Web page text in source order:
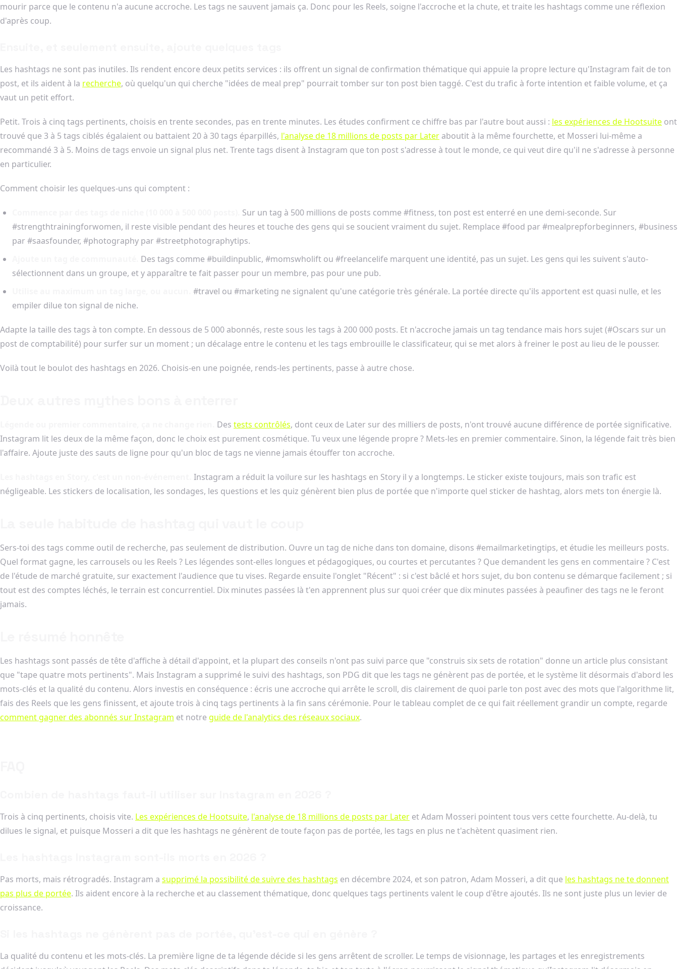
mourir parce que le contenu n'a aucune accroche. Les tags ne sauvent jamais ça. Donc pour les Reels, soigne l'accroche et la chute, et traite les hashtags comme une réflexion
d'après coup.
Les hashtags ne sont pas inutiles. Ils rendent encore deux petits services : ils offrent un signal de confirmation thématique qui appuie la propre lecture qu'Instagram fait de ton
post, et ils aident à la recherche, où quelqu'un qui cherche "idées de meal prep" pourrait tomber sur ton post bien taggé. C'est du trafic à forte intention et faible volume, et ça
vaut un petit effort.
Petit. Trois à cinq tags pertinents, choisis en trente secondes, pas en trente minutes. Les études confirment ce chiffre bas par l'autre bout aussi : les expériences de Hootsuite ont
trouvé que 3 à 5 tags ciblés égalaient ou battaient 20 à 30 tags éparpillés, l'analyse de 18 millions de posts par Later aboutit à la même fourchette, et Mosseri lui-même a
recommandé 3 à 5. Moins de tags envoie un signal plus net. Trente tags disent à Instagram que ton post s'adresse à tout le monde, ce qui veut dire qu'il ne s'adresse à personne
en particulier.
Comment choisir les quelques-uns qui comptent :
Sur un tag à 500 millions de posts comme #fitness, ton post est enterré en une demi-seconde. Sur
#strengthtrainingforwomen, il reste visible pendant des heures et touche des gens qui se soucient vraiment du sujet. Remplace #food par #mealprepforbeginners, #business
par #saasfounder, #photography par #streetphotographytips.
Des tags comme #buildinpublic, #momswholift ou #freelancelife marquent une identité, pas un sujet. Les gens qui les suivent s'auto-
sélectionnent dans un groupe, et y apparaître te fait passer pour un membre, pas pour une pub.
#travel ou #marketing ne signalent qu'une catégorie très générale. La portée directe qu'ils apportent est quasi nulle, et les
empiler dilue ton signal de niche.
Adapte la taille des tags à ton compte. En dessous de 5 000 abonnés, reste sous les tags à 200 000 posts. Et n'accroche jamais un tag tendance mais hors sujet (#Oscars sur un
post de comptabilité) pour surfer sur un moment ; un décalage entre le contenu et les tags embrouille le classificateur, qui se met alors à freiner le post au lieu de le pousser.
Voilà tout le boulot des hashtags en 2026. Choisis-en une poignée, rends-les pertinents, passe à autre chose.
Des tests contrôlés, dont ceux de Later sur des milliers de posts, n'ont trouvé aucune différence de portée significative.
Instagram lit les deux de la même façon, donc le choix est purement cosmétique. Tu veux une légende propre ? Mets-les en premier commentaire. Sinon, la légende fait très bien
l'affaire. Ajoute juste des sauts de ligne pour qu'un bloc de tags ne vienne jamais étouffer ton accroche.
Instagram a réduit la voilure sur les hashtags en Story il y a longtemps. Le sticker existe toujours, mais son trafic est
négligeable. Les stickers de localisation, les sondages, les questions et les quiz génèrent bien plus de portée que n'importe quel sticker de hashtag, alors mets ton énergie là.
Sers-toi des tags comme outil de recherche, pas seulement de distribution. Ouvre un tag de niche dans ton domaine, disons #emailmarketingtips, et étudie les meilleurs posts.
Quel format gagne, les carrousels ou les Reels ? Les légendes sont-elles longues et pédagogiques, ou courtes et percutantes ? Que demandent les gens en commentaire ? C'est
de l'étude de marché gratuite, sur exactement l'audience que tu vises. Regarde ensuite l'onglet "Récent" : si c'est bâclé et hors sujet, du bon contenu se démarque facilement ; si
tout est des comptes léchés, le terrain est concurrentiel. Dix minutes passées là t'en apprennent plus sur quoi créer que dix minutes passées à peaufiner des tags ne le feront
jamais.
Les hashtags sont passés de tête d'affiche à détail d'appoint, et la plupart des conseils n'ont pas suivi parce que "construis six sets de rotation" donne un article plus consistant
que "tape quatre mots pertinents". Mais Instagram a supprimé le suivi des hashtags, son PDG dit que les tags ne génèrent pas de portée, et le système lit désormais d'abord les
mots-clés et la qualité du contenu. Alors investis en conséquence : écris une accroche qui arrête le scroll, dis clairement de quoi parle ton post avec des mots que l'algorithme lit,
fais des Reels que les gens finissent, et ajoute trois à cinq tags pertinents à la fin sans cérémonie. Pour le tableau complet de ce qui fait réellement grandir un compte, regarde
comment gagner des abonnés sur Instagram et notre guide de l'analytics des réseaux sociaux.
Trois à cinq pertinents, choisis vite. Les expériences de Hootsuite, l'analyse de 18 millions de posts par Later et Adam Mosseri pointent tous vers cette fourchette. Au-delà, tu
dilues le signal, et puisque Mosseri a dit que les hashtags ne génèrent de toute façon pas de portée, les tags en plus ne t'achètent quasiment rien.
Pas morts, mais rétrogradés. Instagram a supprimé la possibilité de suivre des hashtags en décembre 2024, et son patron, Adam Mosseri, a dit que les hashtags ne te donnent
pas plus de portée. Ils aident encore à la recherche et au classement thématique, donc quelques tags pertinents valent le coup d'être ajoutés. Ils ne sont juste plus un levier de
croissance.
La qualité du contenu et les mots-clés. La première ligne de ta légende décide si les gens arrêtent de scroller. Le temps de visionnage, les partages et les enregistrements